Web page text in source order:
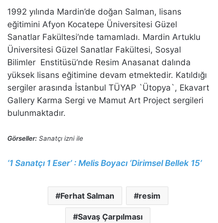
1992 yılında Mardin’de doğan Salman, lisans
eğitimini Afyon Kocatepe Üniversitesi Güzel
Sanatlar Fakültesi’nde tamamladı. Mardin Artuklu
Üniversitesi Güzel Sanatlar Fakültesi, Sosyal
Bilimler Enstitüsü’nde Resim Anasanat dalında
yüksek lisans eğitimine devam etmektedir. Katıldığı
sergiler arasında İstanbul TÜYAP `Ütopya`, Ekavart
Gallery Karma Sergi ve Mamut Art Project sergileri
bulunmaktadır.
Görseller: Sanatçı izni ile
‘1 Sanatçı 1 Eser’ : Melis Boyacı ‘Dirimsel Bellek 15’
Ferhat Salman resim
Savaş Çarpılması